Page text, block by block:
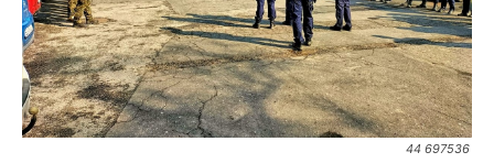
44 697536